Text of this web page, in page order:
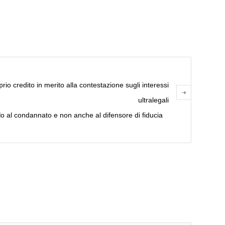
credito in merito alla contestazione sugli interessi
ultralegali
al condannato e non anche al difensore di fiducia